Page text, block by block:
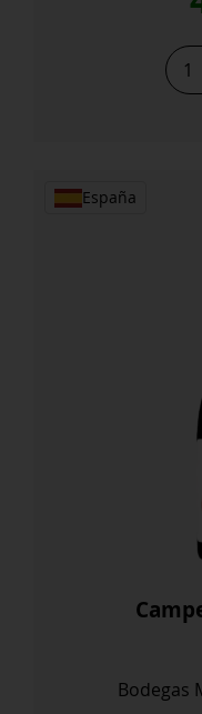
Attis
España
Bodegas